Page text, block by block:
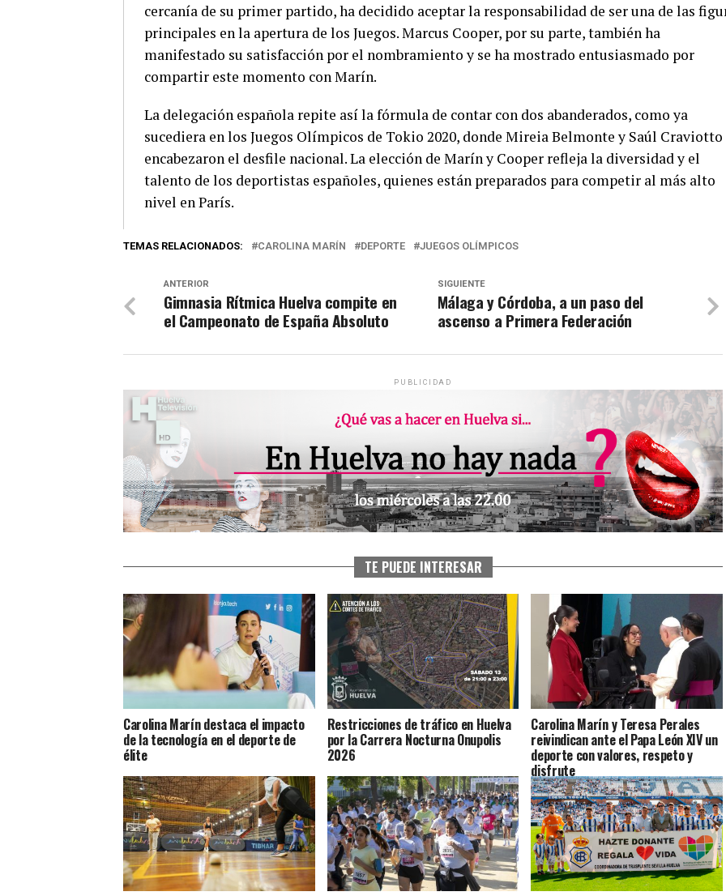
cercanía de su primer partido, ha decidido aceptar la responsabilidad de ser una de las
principales en la apertura de los Juegos. Marcus Cooper, por su parte, también ha
manifestado su satisfacción por el nombramiento y se ha mostrado entusiasmado por
compartir este momento con Marín.
La delegación española repite así la fórmula de contar con dos abanderados, como ya
sucediera en los Juegos Olímpicos de Tokio 2020, donde Mireia Belmonte y Saúl Craviotto
encabezaron el desfile nacional. La elección de Marín y Cooper refleja la diversidad y el
talento de los deportistas españoles, quienes están preparados para competir al más alto
nivel en París.
TEMAS RELACIONADOS: CAROLINA MARÍN DEPORTE JUEGOS OLÍMPICOS
SIGUIENTE
Málaga y Córdoba, a un paso del
ascenso a Primera Federación
ANTERIOR
Gimnasia Rítmica Huelva compite en
el Campeonato de España Absoluto
PUBLICIDAD
TE PUEDE INTERESAR
Carolina Marín destaca el impacto
de la tecnología en el deporte de
élite
Restricciones de tráfico en Huelva
por la Carrera Nocturna Onupolis
2026
Carolina Marín y Teresa Perales
reivindican ante el Papa León XIV un
deporte con valores, respeto y
disfrute